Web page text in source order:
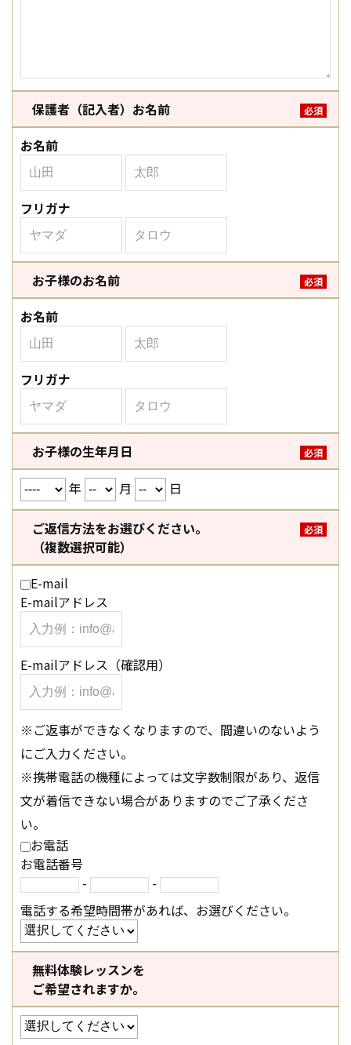
保護者（記入者）お名前 必須
お名前
フリガナ
お子様のお名前 必須
お名前
フリガナ
お子様の生年月日 必須
年 月 日
ご返信方法をお選びください。
（複数選択可能）
必須
E-mail
E-mailアドレス
E-mailアドレス（確認用）
※ご返事ができなくなりますので、間違いのないよう
にご入力ください。
※携帯電話の機種によっては文字数制限があり、返信
文が着信できない場合がありますのでご了承くださ
い。
お電話
お電話番号
-
-
電話する希望時間帯があれば、お選びください。
無料体験レッスンを
ご希望されますか。